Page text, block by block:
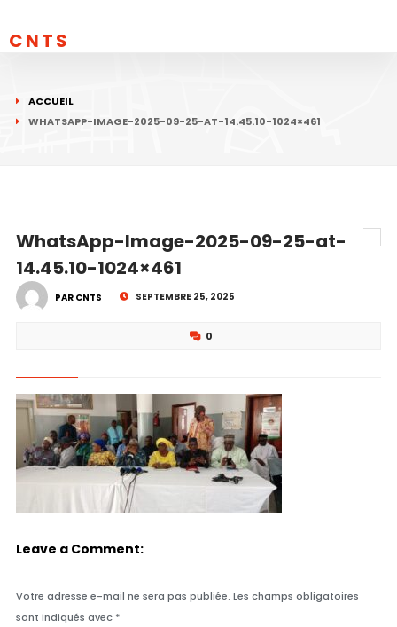
CNTS
ACCUEIL
WHATSAPP-IMAGE-2025-09-25-AT-14.45.10-1024×461
WhatsApp-Image-2025-09-25-at-
14.45.10-1024×461
PAR CNTS SEPTEMBRE 25, 2025
0
Leave a Comment:
Votre adresse e-mail ne sera pas publiée. Les champs obligatoires
sont indiqués avec *